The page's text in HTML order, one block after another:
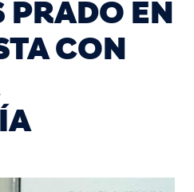
PRADO EN
CON